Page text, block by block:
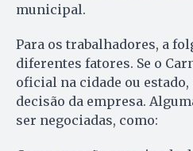
municipal.
Para os trabalhadores, a
diferentes fatores. Se o
oficial na cidade ou estado,
decisão da empresa.
ser negociadas, como: